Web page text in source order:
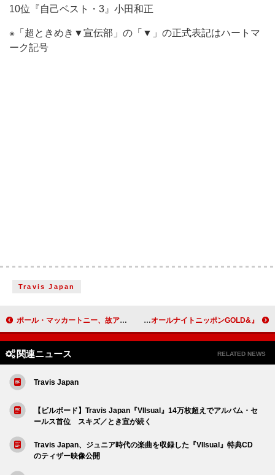
10位『自己ベスト・3』小田和正
※「超ときめき▼宣伝部」の「▼」の正式表記はハートマ
ーク記号
Travis Japan
ポール・マッカートニー、故アイザック・アシモフと共作し頓挫したエイリアン・ミュージカルの詳細が明かに 『&TEAMのオールナイトニッポンGOLD』12/19放送、AL『雪明かり (Yukiakari)』やプライベートの話も
関連ニュース RELATED NEWS
Travis Japan
【ビルボード】Travis Japan『VIIsual』14万枚超えでアルバム・セ
ールス首位 スキズ／とき宣が続く
Travis Japan、ジュニア時代の楽曲を収録した『VIIsual』特典CD
のティザー映像公開